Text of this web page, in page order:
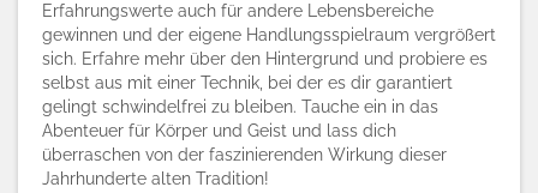
Erfahrungswerte auch für andere Lebensbereiche
gewinnen und der eigene Handlungsspielraum vergrößert
sich. Erfahre mehr über den Hintergrund und probiere es
selbst aus mit einer Technik, bei der es dir garantiert
gelingt schwindelfrei zu bleiben. Tauche ein in das
Abenteuer für Körper und Geist und lass dich
überraschen von der faszinierenden Wirkung dieser
Jahrhunderte alten Tradition!